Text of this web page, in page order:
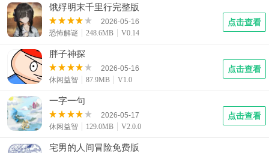
饿殍明末千里行完整版
2026-05-16
恐怖解谜
248.6MB V0.14
点击查看
胖子神探
2026-05-16
休闲益智
87.9MB V1.0
点击查看
一字一句
2026-05-17
休闲益智
129.0MB V2.0.0
点击查看
宅男的人间冒险免费版